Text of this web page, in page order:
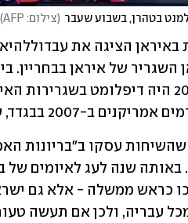
בטהרן, בשבוע שעבר (צילום: AFP )
שעסקו במצב הביטחוני בעיראק.
עבריה, ולכן אם תעשה